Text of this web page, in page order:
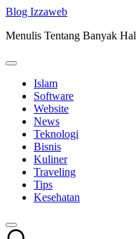
Skip
content
Blog Izzaweb
Menulis Tentang Banyak Hal
Islam
Software
Website
News
Teknologi
Bisnis
Kuliner
Traveling
Tips
Kesehatan